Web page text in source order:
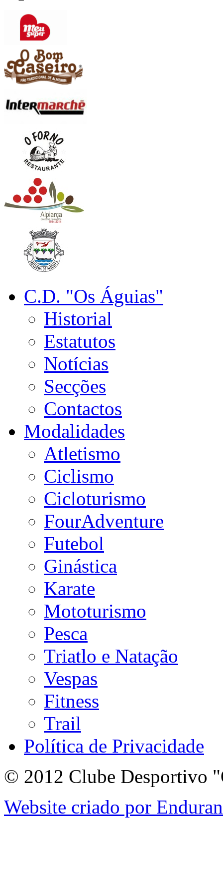
C.D. "Os Águias"
Historial
Estatutos
Notícias
Secções
Contactos
Modalidades
Atletismo
Ciclismo
Cicloturismo
FourAdventure
Futebol
Ginástica
Karate
Mototurismo
Pesca
Triatlo e Natação
Vespas
Fitness
Trail
Política de Privacidade
© 2012 Clube Desportivo
Website criado por